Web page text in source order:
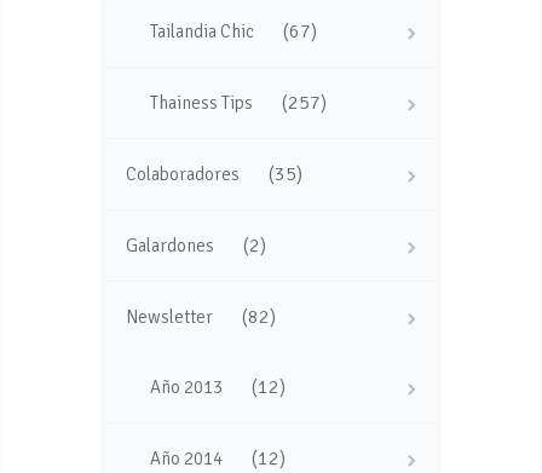
Tailandia Chic (67)
Thainess Tips (257)
Colaboradores (35)
Galardones (2)
Newsletter (82)
Año 2013 (12)
Año 2014 (12)